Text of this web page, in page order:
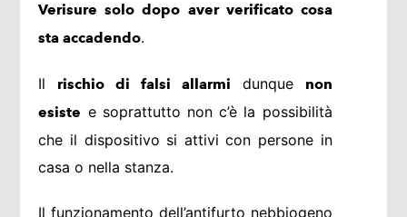
Verisure solo dopo aver verificato cosa
sta accadendo.
Il rischio di falsi allarmi dunque non
esiste e soprattutto non c’è la possibilità
che il dispositivo si attivi con persone in
casa o nella stanza.
Il funzionamento dell’antifurto nebbiogeno